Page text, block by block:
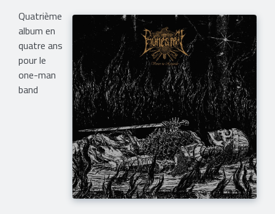
Quatrième
album en
quatre ans
pour le
one-man
band